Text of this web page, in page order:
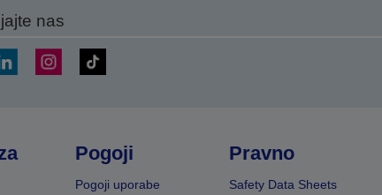
nas
Pogoji
Pogoji uporabe
Pravno
Safety Data Sheets